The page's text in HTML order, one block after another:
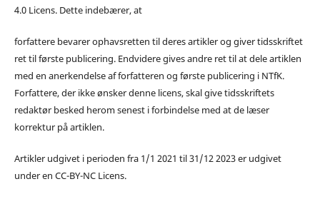
4.0 Licens. Dette indebærer, at
forfattere bevarer ophavsretten til deres artikler og giver tidsskriftet
ret til første publicering. Endvidere gives andre ret til at dele artiklen
med en anerkendelse af forfatteren og første publicering i NTfK.
Forfattere, der ikke ønsker denne licens, skal give tidsskriftets
redaktør besked herom senest i forbindelse med at de læser
korrektur på artiklen.
Artikler udgivet i perioden fra 1/1 2021 til 31/12 2023 er udgivet
under en CC-BY-NC Licens.